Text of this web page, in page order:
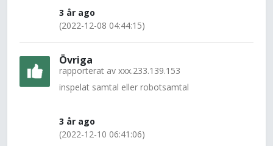
3 år ago
(2022-12-08 04:44:15)
Övriga
rapporterat av xxx.233.139.153
inspelat samtal eller robotsamtal
3 år ago
(2022-12-10 06:41:06)